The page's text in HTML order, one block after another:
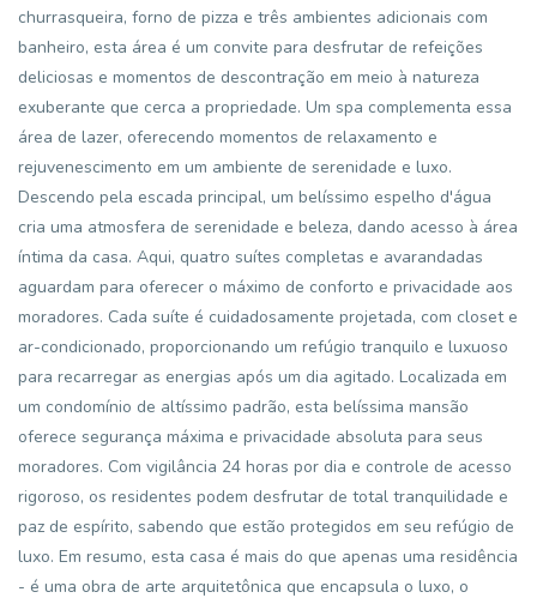
churrasqueira, forno de pizza e três ambientes adicionais com
banheiro, esta área é um convite para desfrutar de refeições
deliciosas e momentos de descontração em meio à natureza
exuberante que cerca a propriedade. Um spa complementa essa
área de lazer, oferecendo momentos de relaxamento e
rejuvenescimento em um ambiente de serenidade e luxo.
Descendo pela escada principal, um belíssimo espelho d'água
cria uma atmosfera de serenidade e beleza, dando acesso à área
íntima da casa. Aqui, quatro suítes completas e avarandadas
aguardam para oferecer o máximo de conforto e privacidade aos
moradores. Cada suíte é cuidadosamente projetada, com closet e
ar-condicionado, proporcionando um refúgio tranquilo e luxuoso
para recarregar as energias após um dia agitado. Localizada em
um condomínio de altíssimo padrão, esta belíssima mansão
oferece segurança máxima e privacidade absoluta para seus
moradores. Com vigilância 24 horas por dia e controle de acesso
rigoroso, os residentes podem desfrutar de total tranquilidade e
paz de espírito, sabendo que estão protegidos em seu refúgio de
luxo. Em resumo, esta casa é mais do que apenas uma residência
- é uma obra de arte arquitetônica que encapsula o luxo, o